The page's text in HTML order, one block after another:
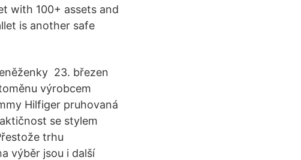
with 100+ assets and
is another safe
23. březen
výrobcem
Hilfiger pruhovaná
se stylem
trhu
výběr jsou i další